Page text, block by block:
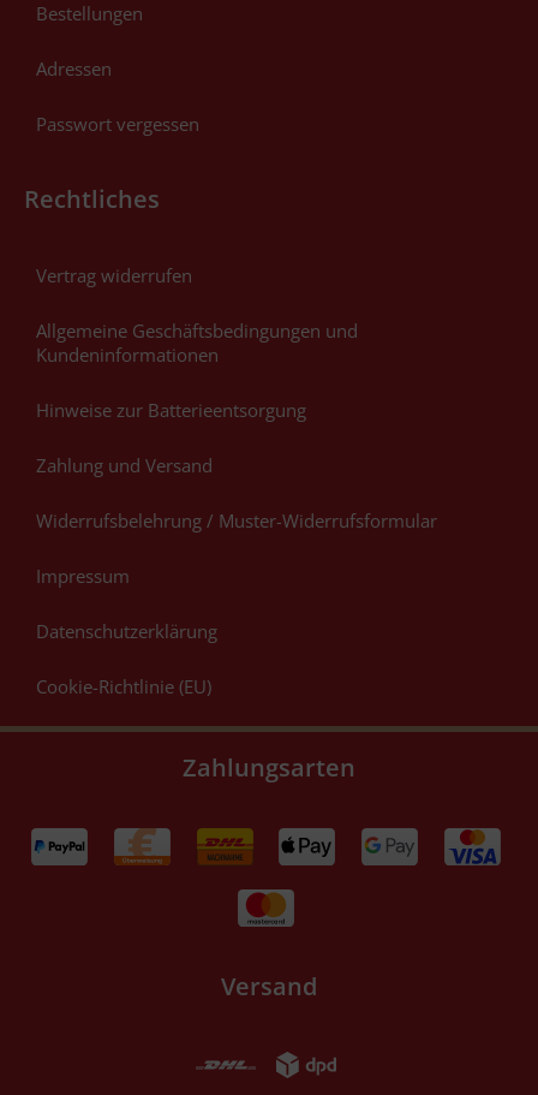
Bestellungen
Adressen
Passwort vergessen
Rechtliches
Vertrag widerrufen
Allgemeine Geschäftsbedingungen und
Kundeninformationen
Hinweise zur Batterieentsorgung
Zahlung und Versand
Widerrufsbelehrung / Muster-Widerrufsformular
Impressum
Datenschutzerklärung
Cookie-Richtlinie (EU)
Zahlungsarten
Versand